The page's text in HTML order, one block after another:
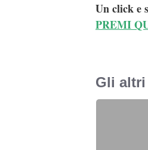
Un click e
PREMI
Gli